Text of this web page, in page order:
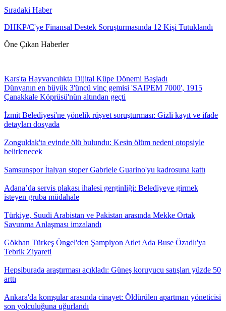
Sıradaki Haber
DHKP/C'ye Finansal Destek Soruşturmasında 12 Kişi Tutuklandı
Öne Çıkan Haberler
Kars'ta Hayvancılıkta Dijital Küpe Dönemi Başladı
Dünyanın en büyük 3'üncü vinç gemisi 'SAIPEM 7000', 1915
Çanakkale Köprüsü'nün altından geçti
İzmit Belediyesi'ne yönelik rüşvet soruşturması: Gizli kayıt ve ifade
detayları dosyada
Zonguldak'ta evinde ölü bulundu: Kesin ölüm nedeni otopsiyle
belirlenecek
Samsunspor İtalyan stoper Gabriele Guarino'yu kadrosuna kattı
Adana’da servis plakası ihalesi gerginliği: Belediyeye girmek
isteyen gruba müdahale
Türkiye, Suudi Arabistan ve Pakistan arasında Mekke Ortak
Savunma Anlaşması imzalandı
Gökhan Türkeş Öngel'den Şampiyon Atlet Ada Buse Özadlı'ya
Tebrik Ziyareti
Hepsiburada araştırması açıkladı: Güneş koruyucu satışları yüzde 50
arttı
Ankara'da komşular arasında cinayet: Öldürülen apartman yöneticisi
son yolculuğuna uğurlandı